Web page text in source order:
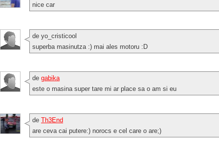
nice car
de yo_cristicool
superba masinutza :) mai ales motoru :D
de gabika
este o masina super tare mi ar place sa o am si eu
de Th3End
are ceva cai putere:) norocs e cel care o are;)